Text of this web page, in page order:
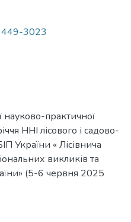
3023
науково-практичної
ННІ лісового і садово-
України « Лісівнича
викликів та
(5-6 червня 2025